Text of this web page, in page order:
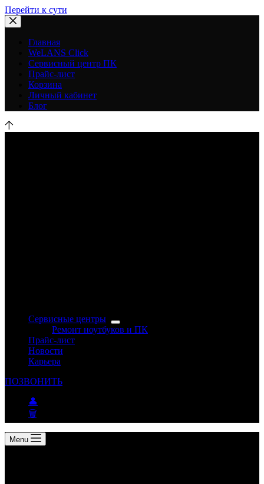
Перейти к сути
Главная
WeLANS Click
Сервисный центр ПК
Прайс-лист
Корзина
Личный кабинет
Блог
Сервисные центры
Ремонт ноутбуков и ПК
Прайс-лист
Новости
Карьера
ПОЗВОНИТЬ
👤
🗑
Menu